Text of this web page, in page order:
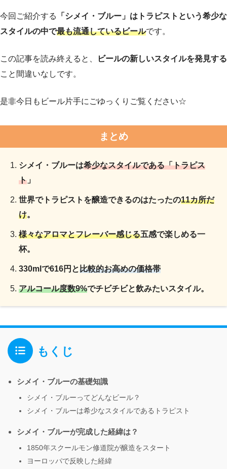
今回ご紹介する
「シメイ・ブルー」はトラピストという希少な
スタイルの中で最も流通しているビールです。
この記事を読み終えると、
ビールの新しいスタイルを発見する
こと間違いなしです。
是非今日もビール片手にごゆっくりご覧ください☆
まとめ
シメイ・ブルーは希少なスタイルである「トラピス
ト 」
世界でトラピストを醸造できるのはたったの11カ所だ
け。
様々なアロマとフレーバー感じる五感で楽しめる一
杯。
330mlで616円と比較的お高めの価格帯
アルコール度数9%でチビチビと飲みたいスタイル。
もくじ
シメイ・ブルーの基礎知識
シメイ・ブルーってどんなビール？
シメイ・ブルーは希少なスタイルであるトラピスト
シメイ・ブルーが完成した経緯は？
1850年スクールモン修道院が醸造をスタート
ヨーロッパで反映した経緯